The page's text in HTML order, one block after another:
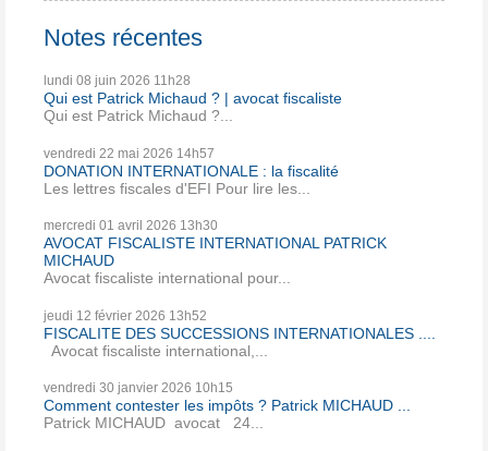
Notes récentes
lundi 08 juin 2026 11h28
Qui est Patrick Michaud ? | avocat fiscaliste
Qui est Patrick Michaud ?...
vendredi 22 mai 2026 14h57
DONATION INTERNATIONALE : la fiscalité
Les lettres fiscales d'EFI Pour lire les...
mercredi 01 avril 2026 13h30
AVOCAT FISCALISTE INTERNATIONAL PATRICK
MICHAUD
Avocat fiscaliste international pour...
jeudi 12 février 2026 13h52
FISCALITE DES SUCCESSIONS INTERNATIONALES ....
Avocat fiscaliste international,...
vendredi 30 janvier 2026 10h15
Comment contester les impôts ? Patrick MICHAUD ...
Patrick MICHAUD avocat 24...